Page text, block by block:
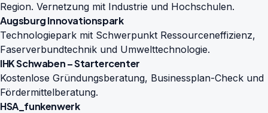
Region. Vernetzung mit Industrie und Hochschulen.
Augsburg Innovationspark
Technologiepark mit Schwerpunkt Ressourceneffizienz,
Faserverbundtechnik und Umwelttechnologie.
IHK Schwaben – Startercenter
Kostenlose Gründungsberatung, Businessplan-Check und
Fördermittelberatung.
HSA_funkenwerk